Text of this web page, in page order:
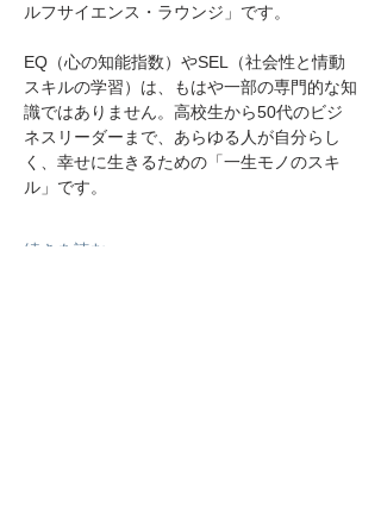
ルフサイエンス・ラウンジ」です。
EQ（心の知能指数）やSEL（社会性と情動
スキルの学習）は、もはや一部の専門的な知
識ではありません。高校生から50代のビジ
ネスリーダーまで、あらゆる人が自分らし
く、幸せに生きるための「一生モノのスキ
ル」です。
続きを読む >>